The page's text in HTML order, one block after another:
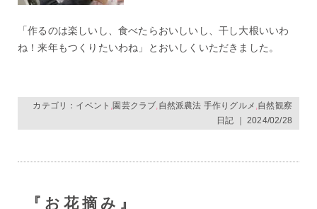
「作るのは楽しいし、食べたらおいしいし、干し大根いいわ
ね！来年もつくりたいわね」とおいしくいただきました。
カテゴリ： イベント 園芸クラブ 自然派農法 手作りグルメ 自然観察
日記 ｜ 2024/02/28
『お花摘み』